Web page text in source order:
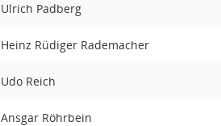
Ulrich Padberg
Heinz Rüdiger Rademacher
Udo Reich
Ansgar Röhrbein